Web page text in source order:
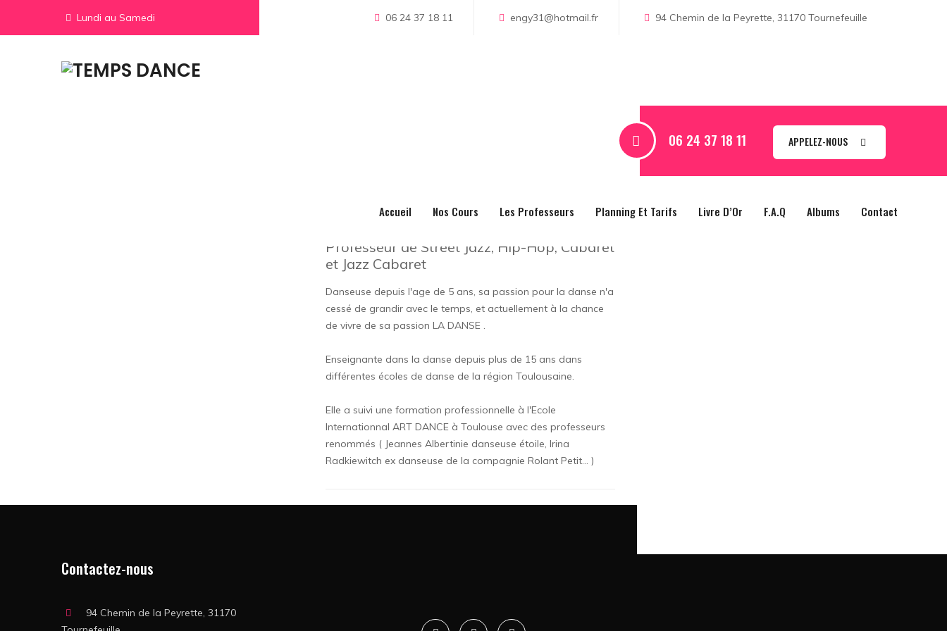
Lundi au Samedi 06 24 37 18 11 engy31@hotmail.fr 94 Chemin de la Peyrette, 31170 Tournefeuille
06 24 37 18 11 APPELEZ-NOUS
Accueil Nos Cours Les Professeurs Planning Et Tarifs Livre D’Or F.A.Q Albums Contact
Sandrine Walter
Professeur de Street Jazz, Hip-Hop, Cabaret
et Jazz Cabaret
Danseuse depuis l'age de 5 ans, sa passion pour la danse n'a
cessé de grandir avec le temps, et actuellement à la chance
de vivre de sa passion LA DANSE .
Enseignante dans la danse depuis plus de 15 ans dans
différentes écoles de danse de la région Toulousaine.
Elle a suivi une formation professionnelle à l'Ecole
Internationnal ART DANCE à Toulouse avec des professeurs
renommés ( Jeannes Albertinie danseuse étoile, Irina
Radkiewitch ex danseuse de la compagnie Rolant Petit... )
Contactez-nous
94 Chemin de la Peyrette, 31170